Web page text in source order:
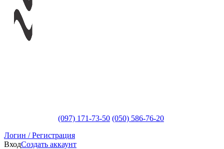
(097) 171-73-50 (050) 586-76-20
Логин / Регистрация
ВходСоздать аккаунт